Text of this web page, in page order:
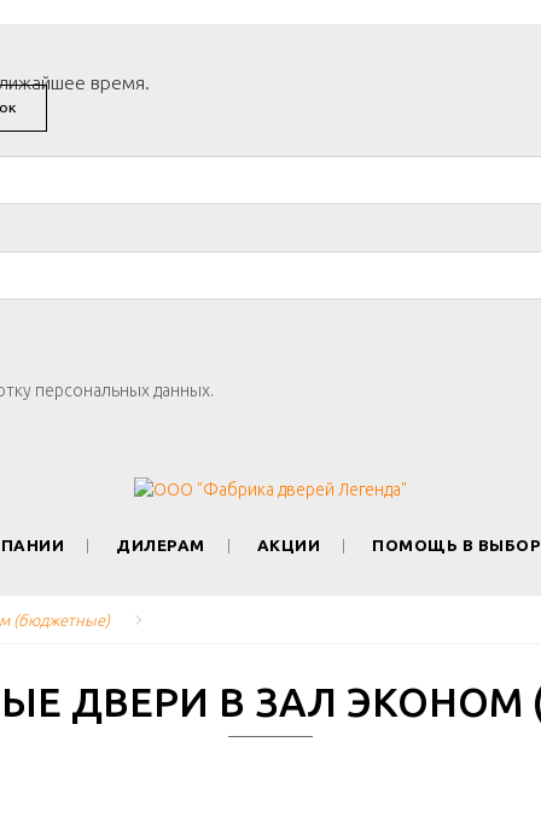
время.
персональных данных.
ДИЛЕРАМ АКЦИИ ПОМОЩЬ В
(бюджетные)
ДВЕРИ В ЗАЛ